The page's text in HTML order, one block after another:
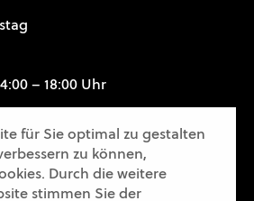
– 18:00 Uhr
für Sie optimal zu gestalten
zu können,
Durch die weitere
stimmen Sie der